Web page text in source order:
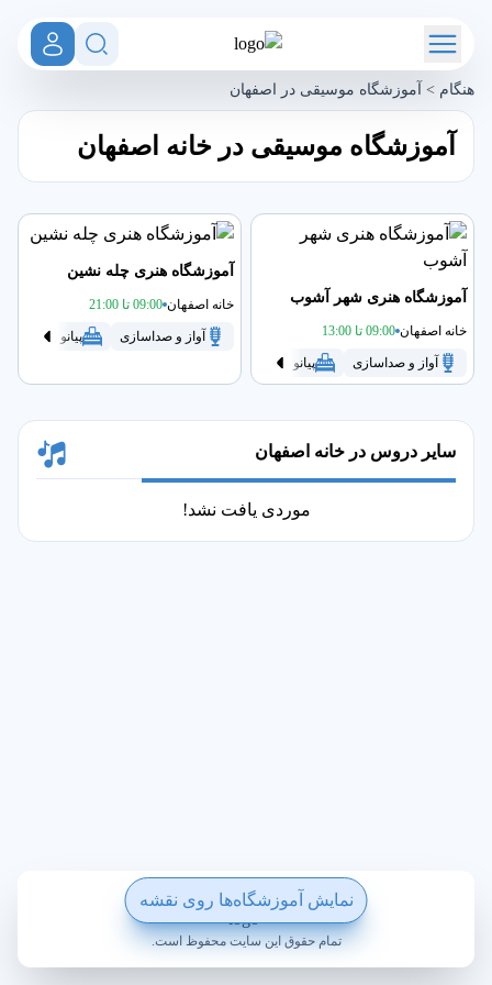
هنگام > آموزشگاه موسیقی در اصفهان
آموزشگاه موسیقی در خانه اصفهان
سایر دروس در خانه اصفهان
موردی یافت نشد!
آموزشگاه هنری شهر آشوب
خانه اصفهان 09:00 تا 13:00
آواز و صداسازی پیانو
آموزشگاه هنری چله نشین
خانه اصفهان 09:00 تا 21:00
آواز و صداسازی پیانو
نمایش آموزشگاه‌ها روی نقشه
ساخته شده با ❤️ در ویکی پلاس
تمام حقوق این سایت محفوظ است.